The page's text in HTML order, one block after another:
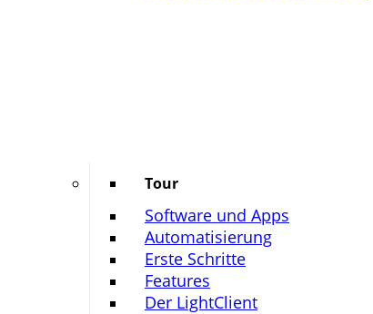
Tour
Software und Apps
Automatisierung
Erste Schritte
Features
Der LightClient